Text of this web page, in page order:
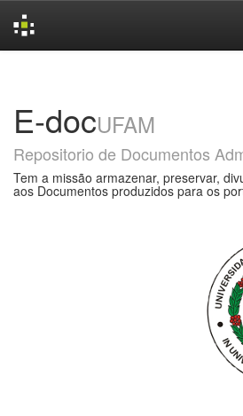
E-docUFAM
Repositorio de Documentos
Tem a missão armazenar, preservar,
aos Documentos produzidos para os